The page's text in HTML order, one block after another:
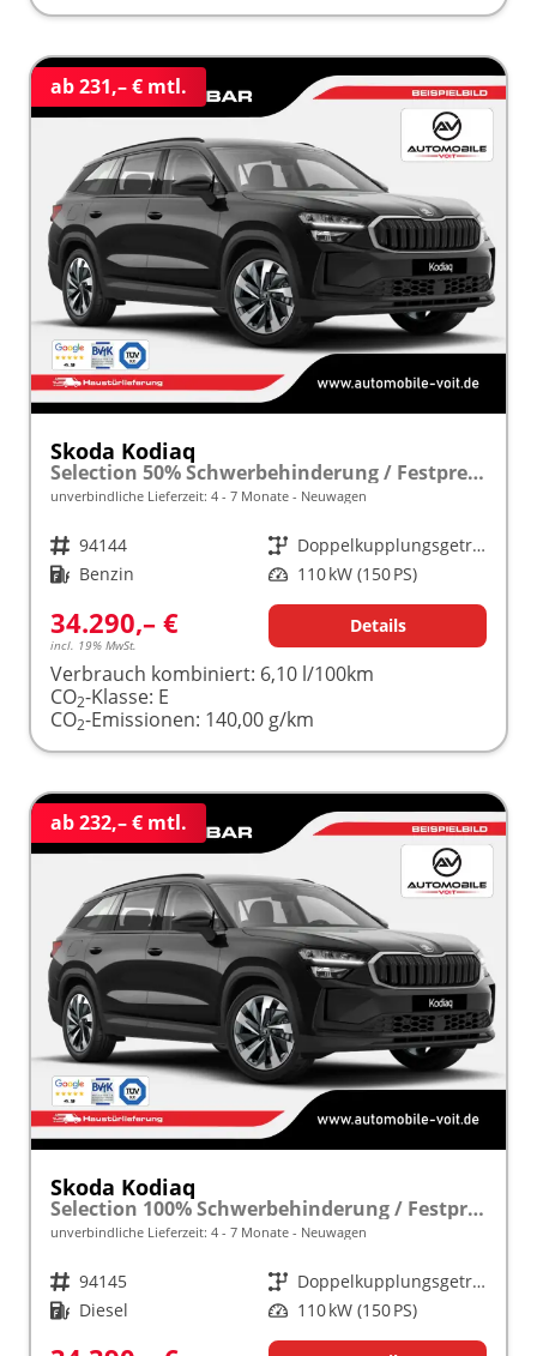
ab 231,– € mtl.
Skoda Kodiaq
Selection 50% Schwerbehinderung / Festpreisgarantie* Modelljahr 1.5 TSI Mild-Hybrid 150PS DSG "Sonderangebot bei Schwerbehinderung" frei konfigurierbar!
unverbindliche Lieferzeit: 4 - 7 Monate Neuwagen
Fahrzeugnr. 94144 Getriebe
Doppelkupplungsgetriebe (DSG)
Kraftstoff Benzin Leistung 110 kW (150 PS)
34.290,– €
incl. 19% MwSt.
Details
Verbrauch kombiniert: 6,10 l/100km
CO2-Klasse: E
CO2-Emissionen: 140,00 g/km
ab 232,– € mtl.
Skoda Kodiaq
Selection 100% Schwerbehinderung / Festpreisgarantie* Modelljahr 2.0 TDI 150PS DSG "Sonderangebot bei Schwerbehinderung" frei konfigurierbar!
unverbindliche Lieferzeit: 4 - 7 Monate Neuwagen
Fahrzeugnr. 94145 Getriebe
Doppelkupplungsgetriebe (DSG)
Kraftstoff Diesel Leistung 110 kW (150 PS)